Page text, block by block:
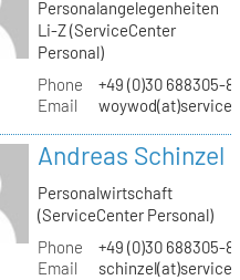
Personalangelegenheiten
Li-Z (ServiceCenter
Personal)
Phone
+49 (0)30 688305-
Email
Andreas Schinzel
Personalwirtschaft
(ServiceCenter Personal)
Phone
+49 (0)30 688305-
Email